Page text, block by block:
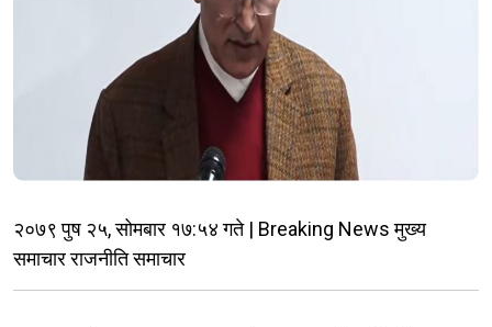
२०७९ पुष २५, सोमबार १७:५४ गते | Breaking News मुख्य
समाचार राजनीति समाचार